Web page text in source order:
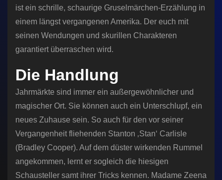
ist ein schrille, schaurige Gruselmärchen-Erzählung in
einem längst vergangenen Amerika. Der euch mit
seinen Wendungen und skurillen Charakteren
garantiert überraschen wird.
Die Handlung
Jahrmärkte sind immer ein außergewöhnlicher und
magischer Ort. Sie können auch ein Unterschlupf, ein
neues Zuhause sein. So auch für den vor seiner
Vergangenheit fliehenden Stanton ‚Stan‘ Carlisle
(Bradley Cooper). Auf dem düster wirkenden Rummel
angekommen, lernt er sogleich die hiesigen
Schausteller samt ihrer Tricks kennen. Madame Zeena